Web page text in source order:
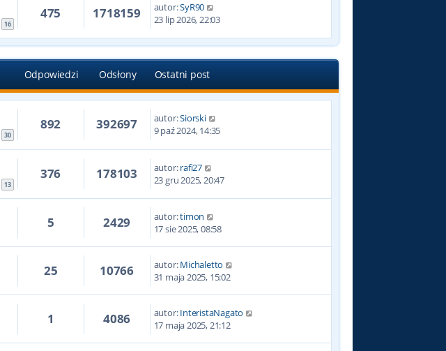
16
475 1718159 autor:SyR90
23 lip 2026, 22:03
Odpowiedzi Odsłony Ostatni post
30
892 392697 autor:Siorski
9 paź 2024, 14:35
13
376 178103 autor:rafi27
23 gru 2025, 20:47
5 2429 autor:timon
17 sie 2025, 08:58
25 10766 autor:Michaletto
31 maja 2025, 15:02
1 4086 autor:InteristaNagato
17 maja 2025, 21:12